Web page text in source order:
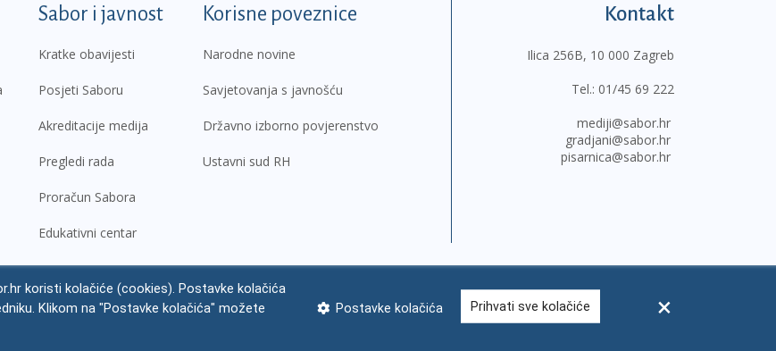
Sabor i javnost
Kratke obavijesti
Posjeti Saboru
Akreditacije medija
Pregledi rada
Proračun Sabora
Edukativni centar
Korisne poveznice
Narodne novine
Savjetovanja s javnošću
Državno izborno povjerenstvo
Ustavni sud RH
Kontakt
Ilica 256B, 10 000 Zagreb
Tel.: 01/45 69 222
mediji@sabor.hr
gradjani@sabor.hr
pisarnica@sabor.hr
Izjava o pristupačnosti Zaštita osobnih podataka Impressum Česta pitanja Kontakti Mapa weba
koristi kolačiće (cookies). Postavke kolačića
Klikom na "Postavke kolačića" možete
Postavke kolačića Prihvati sve kolačiće